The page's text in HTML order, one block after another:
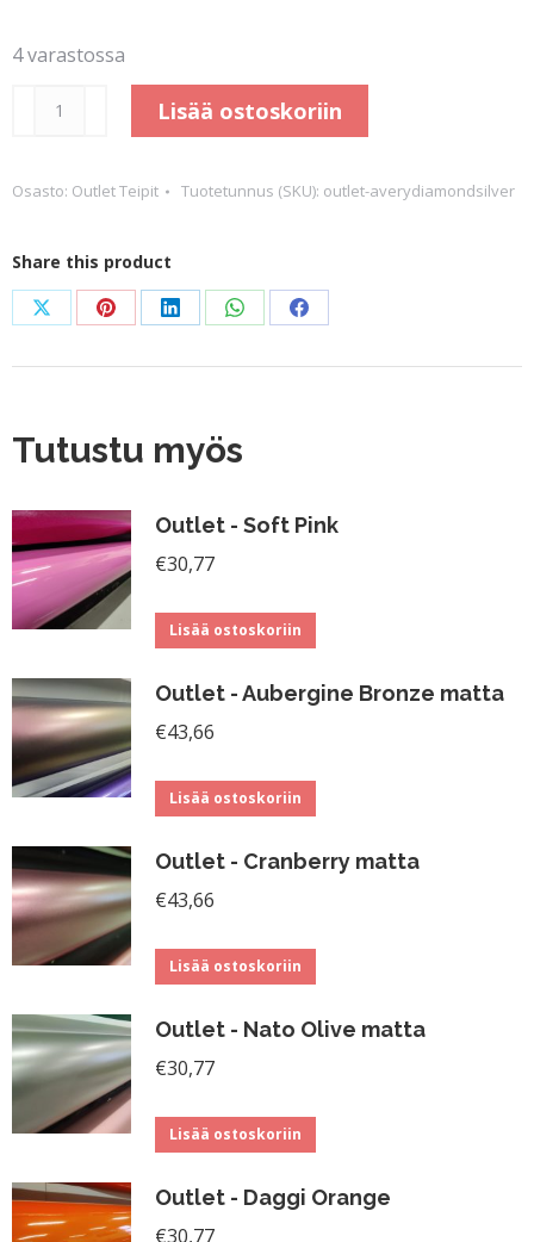
4 varastossa
Outlet
Silver
Lisää ostoskoriin
Osasto: Outlet Teipit Tuotetunnus (SKU): outlet-averydiamondsilver
Share this product
Share
on
Share
on
Share
on
Share
on
Share
on
Tutustu myös
Outlet - Soft Pink
€30,77
Lisää ostoskoriin
Outlet - Aubergine Bronze matta
€43,66
Lisää ostoskoriin
Outlet - Cranberry matta
€43,66
Lisää ostoskoriin
Outlet - Nato Olive matta
€30,77
Lisää ostoskoriin
Outlet - Daggi Orange
€30,77